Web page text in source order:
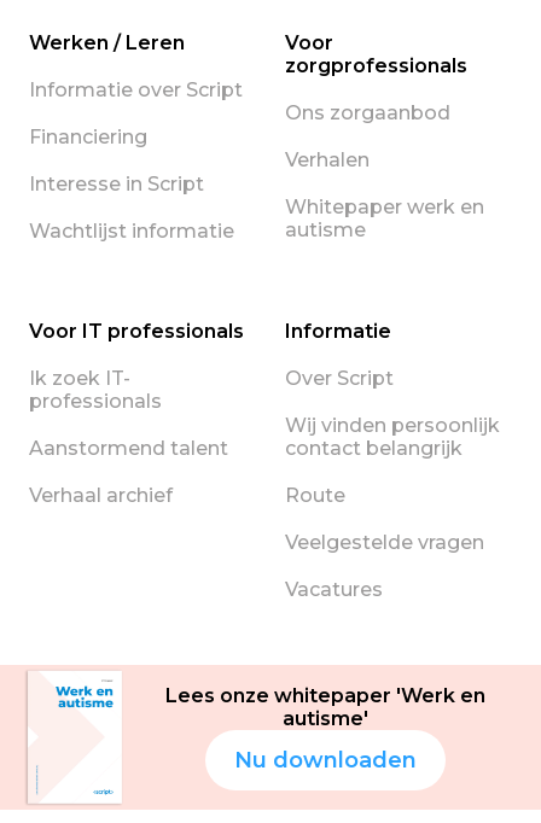
Werken / Leren
Informatie over Script
Financiering
Interesse in Script
Wachtlijst informatie
Voor
zorgprofessionals
Ons zorgaanbod
Verhalen
Whitepaper werk en
autisme
Voor IT professionals
Ik zoek IT-
professionals
Aanstormend talent
Verhaal archief
Informatie
Over Script
Wij vinden persoonlijk
contact belangrijk
Route
Veelgestelde vragen
Vacatures
Lees onze whitepaper 'Werk en
autisme'
Nu downloaden